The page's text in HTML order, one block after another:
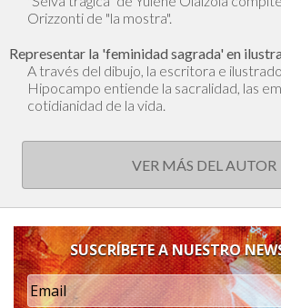
Orizzonti de "la mostra".
Representar la 'feminidad sagrada' en
A través del dibujo, la escritora e
Hipocampo entiende la sacralidad, las
cotidianidad de la vida.
VER MÁS DEL AUTOR
SUSCRÍBETE A NUESTRO